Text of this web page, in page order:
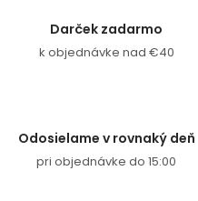
Darček zadarmo
k objednávke nad €40
Odosielame v rovnaký deň
pri objednávke do 15:00